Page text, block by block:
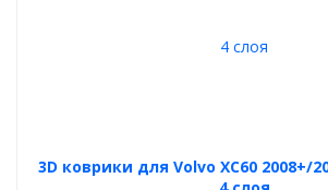
3D коврики для Volvo XC60 2008+/